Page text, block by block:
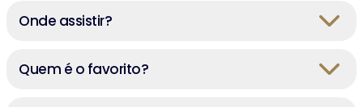
Onde assistir?
Quem é o favorito?